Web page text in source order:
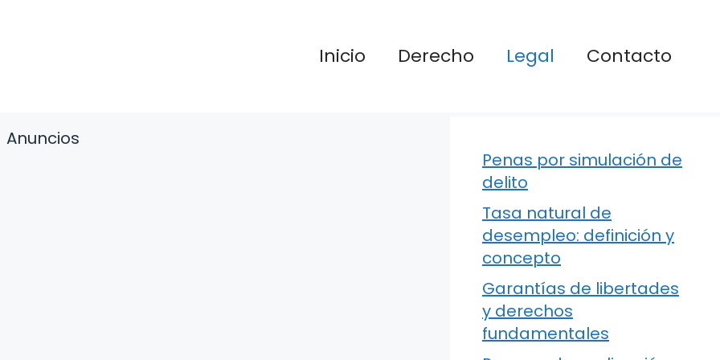
Inicio Derecho Legal Contacto
Anuncios
Penas por simulación de
delito
Tasa natural de
desempleo: definición y
concepto
Garantías de libertades
y derechos
fundamentales